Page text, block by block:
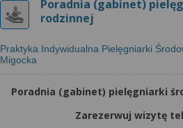
Poradnia (gabinet)
rodzinnej
Praktyka Indywidualna Pielęgniarki
Migocka
Poradnia (gabinet) pielęgniarki
Zarezerwuj wizytę